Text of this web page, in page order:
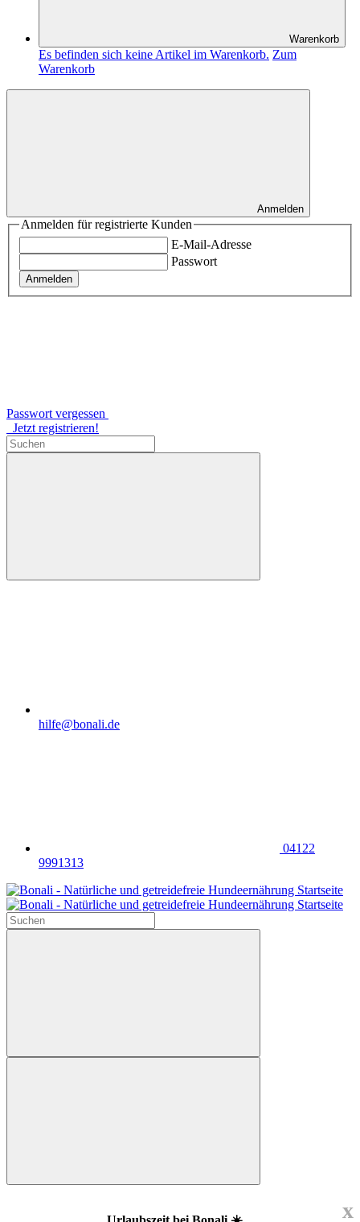
Warenkorb
Es befinden sich keine Artikel im Warenkorb. Zum
Warenkorb
Anmelden
Anmelden für registrierte Kunden
E-Mail-Adresse
Passwort
Anmelden
Passwort vergessen
Jetzt registrieren!
hilfe@bonali.de
04122
9991313
x